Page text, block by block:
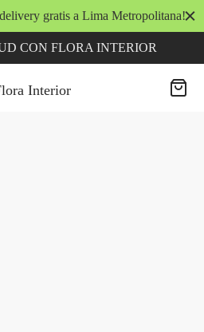
gratis a Lima Metropolitana!
CON FLORA INTERIOR